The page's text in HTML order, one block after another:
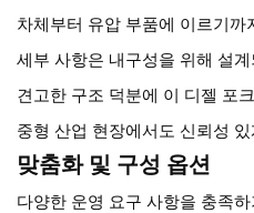
차체부터 유압 부품에 이르기
세부 사항은 내구성을 위해 설
견고한 구조 덕분에 이 디젤 포
중형 산업 현장에서도 신뢰성
맞춤화 및 구성 옵션
다양한 운영 요구 사항을 충족